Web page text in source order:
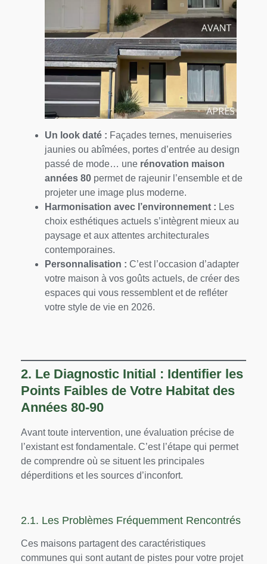
Un look daté : Façades ternes, menuiseries
jaunies ou abîmées, portes d’entrée au design
passé de mode… une rénovation maison
années 80 permet de rajeunir l’ensemble et de
projeter une image plus moderne.
Harmonisation avec l’environnement : Les
choix esthétiques actuels s’intègrent mieux au
paysage et aux attentes architecturales
contemporaines.
Personnalisation : C’est l’occasion d’adapter
votre maison à vos goûts actuels, de créer des
espaces qui vous ressemblent et de refléter
votre style de vie en 2026.
2. Le Diagnostic Initial : Identifier les
Points Faibles de Votre Habitat des
Années 80-90
Avant toute intervention, une évaluation précise de
l’existant est fondamentale. C’est l’étape qui permet
de comprendre où se situent les principales
déperditions et les sources d’inconfort.
2.1. Les Problèmes Fréquemment Rencontrés
Ces maisons partagent des caractéristiques
communes qui sont autant de pistes pour votre projet